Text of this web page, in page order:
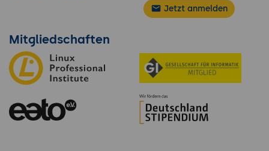
Jetzt anmelden
Mitgliedschaften